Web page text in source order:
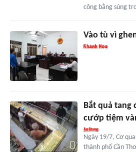
công bằng súng
Vào tù vì
Bắt quả tang
cướp tiệm
Ngày 19/7, Cơ
thành phố Cần